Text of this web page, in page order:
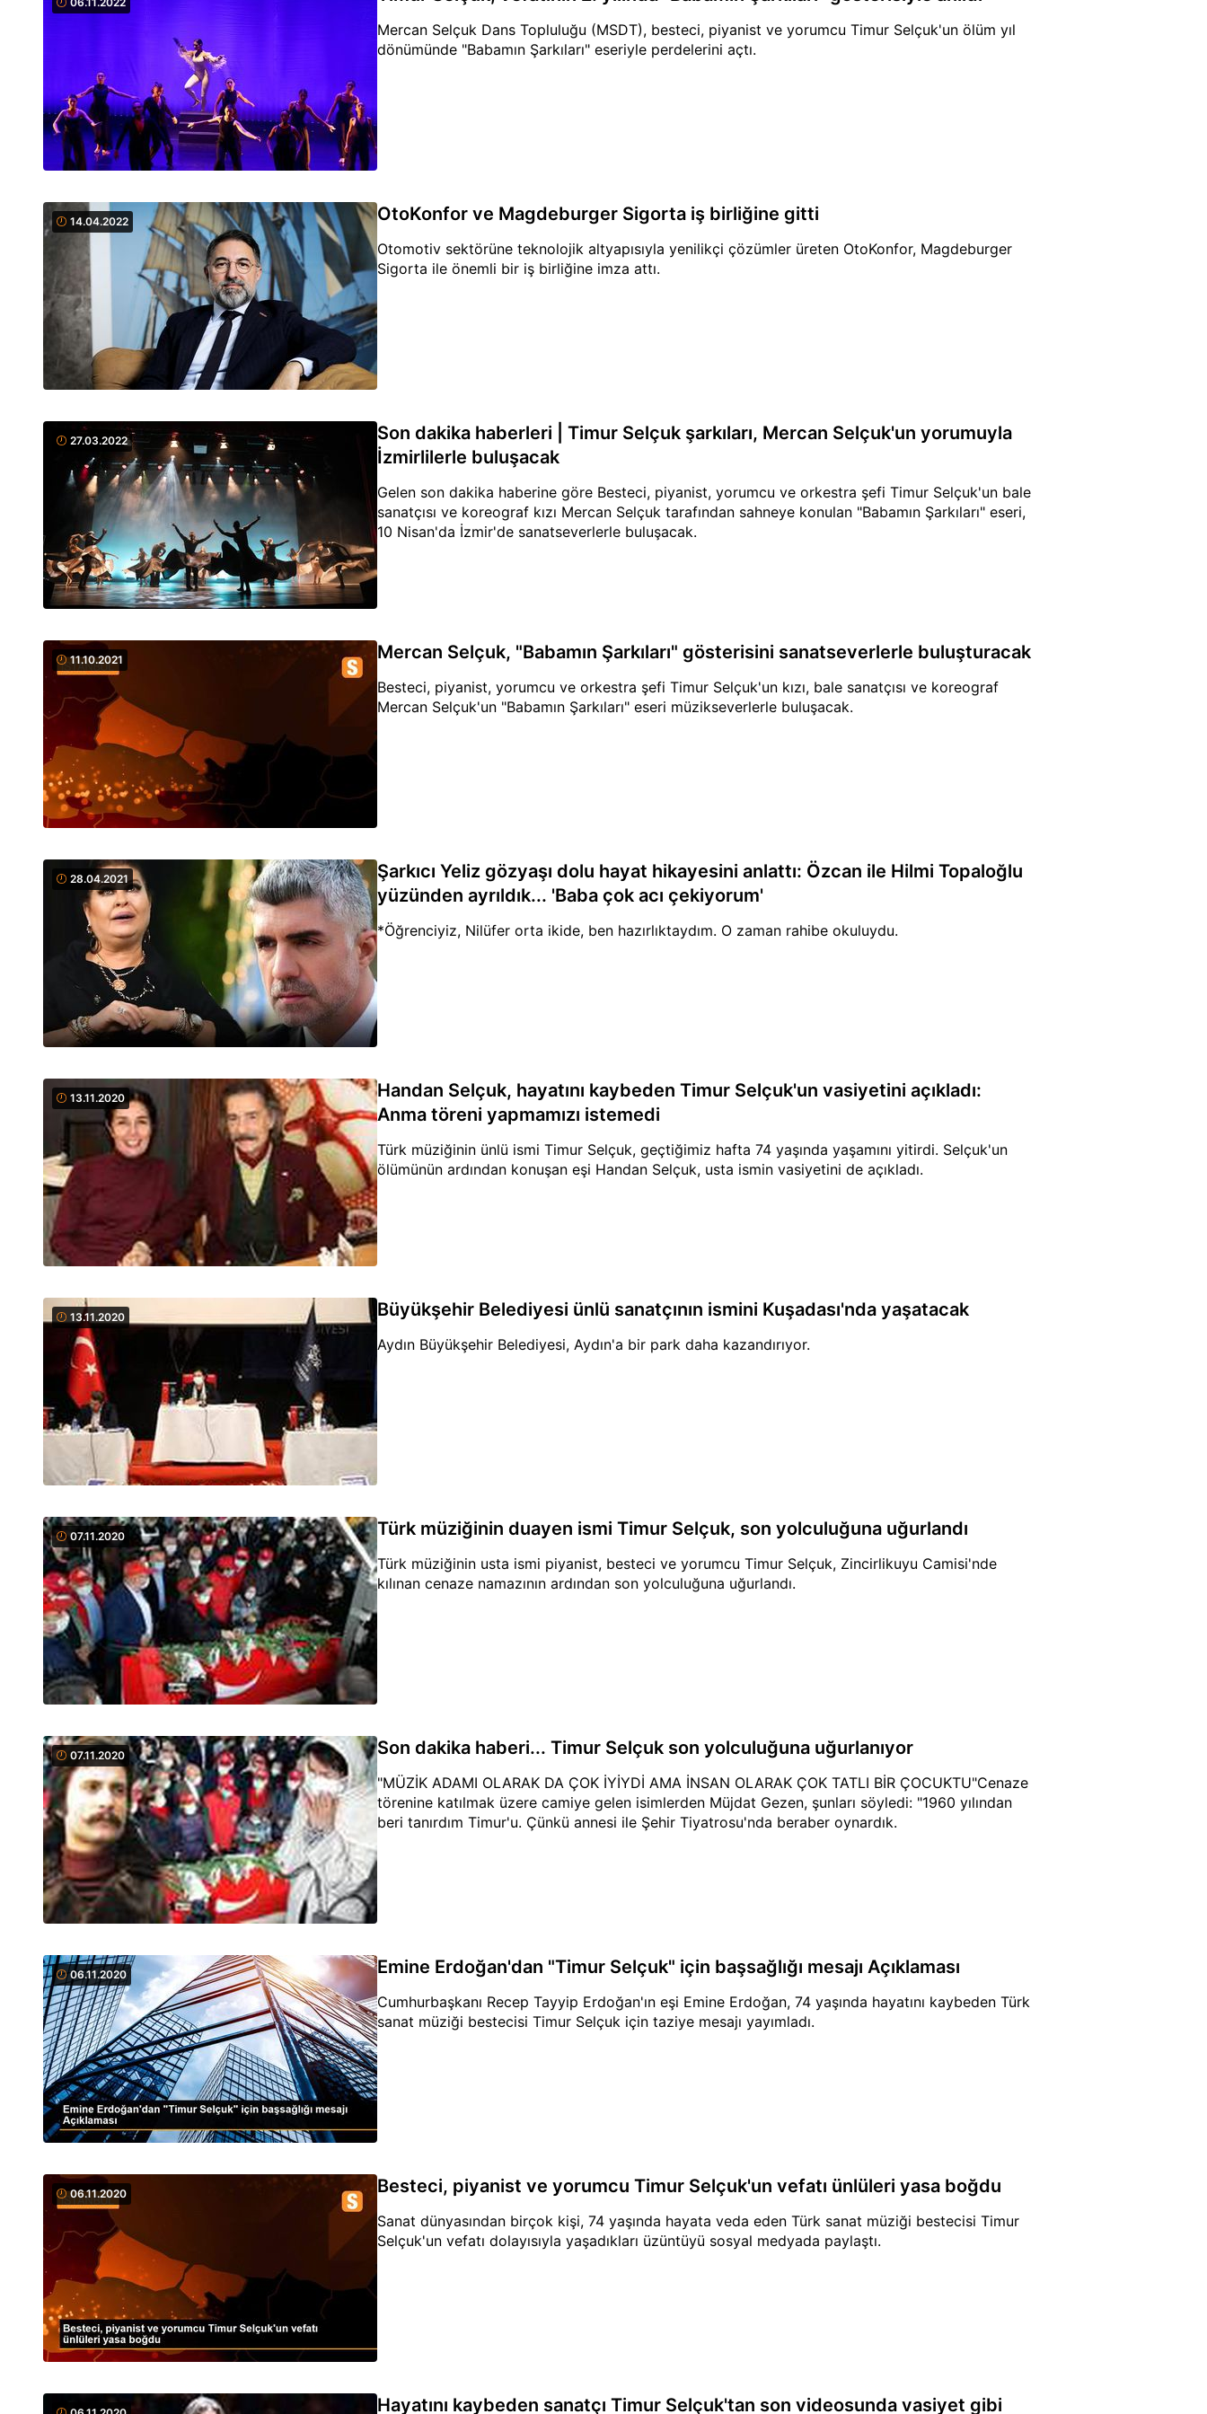
Mercan Selçuk Dans Topluluğu (MSDT), besteci, piyanist ve yorumcu Timur Selçuk'un ölüm yıl
dönümünde "Babamın Şarkıları" eseriyle perdelerini açtı.
14.04.2022 OtoKonfor ve Magdeburger Sigorta iş birliğine gitti
Otomotiv sektörüne teknolojik altyapısıyla yenilikçi çözümler üreten OtoKonfor, Magdeburger
Sigorta ile önemli bir iş birliğine imza attı.
27.03.2022
Son dakika haberleri | Timur Selçuk şarkıları, Mercan Selçuk'un yorumuyla
İzmirlilerle buluşacak
Gelen son dakika haberine göre Besteci, piyanist, yorumcu ve orkestra şefi Timur Selçuk'un bale
sanatçısı ve koreograf kızı Mercan Selçuk tarafından sahneye konulan "Babamın Şarkıları" eseri,
10 Nisan'da İzmir'de sanatseverlerle buluşacak.
11.10.2021 Mercan Selçuk, "Babamın Şarkıları" gösterisini sanatseverlerle buluşturacak
Besteci, piyanist, yorumcu ve orkestra şefi Timur Selçuk'un kızı, bale sanatçısı ve koreograf
Mercan Selçuk'un "Babamın Şarkıları" eseri müzikseverlerle buluşacak.
28.04.2021
Şarkıcı Yeliz gözyaşı dolu hayat hikayesini anlattı: Özcan ile Hilmi Topaloğlu
yüzünden ayrıldık... 'Baba çok acı çekiyorum'
*Öğrenciyiz, Nilüfer orta ikide, ben hazırlıktaydım. O zaman rahibe okuluydu.
13.11.2020
Handan Selçuk, hayatını kaybeden Timur Selçuk'un vasiyetini açıkladı:
Anma töreni yapmamızı istemedi
Türk müziğinin ünlü ismi Timur Selçuk, geçtiğimiz hafta 74 yaşında yaşamını yitirdi. Selçuk'un
ölümünün ardından konuşan eşi Handan Selçuk, usta ismin vasiyetini de açıkladı.
13.11.2020 Büyükşehir Belediyesi ünlü sanatçının ismini Kuşadası'nda yaşatacak
Aydın Büyükşehir Belediyesi, Aydın'a bir park daha kazandırıyor.
07.11.2020 Türk müziğinin duayen ismi Timur Selçuk, son yolculuğuna uğurlandı
Türk müziğinin usta ismi piyanist, besteci ve yorumcu Timur Selçuk, Zincirlikuyu Camisi'nde
kılınan cenaze namazının ardından son yolculuğuna uğurlandı.
07.11.2020 Son dakika haberi... Timur Selçuk son yolculuğuna uğurlanıyor
"MÜZİK ADAMI OLARAK DA ÇOK İYİYDİ AMA İNSAN OLARAK ÇOK TATLI BİR ÇOCUKTU"Cenaze
törenine katılmak üzere camiye gelen isimlerden Müjdat Gezen, şunları söyledi: "1960 yılından
beri tanırdım Timur'u. Çünkü annesi ile Şehir Tiyatrosu'nda beraber oynardık.
06.11.2020 Emine Erdoğan'dan "Timur Selçuk" için başsağlığı mesajı Açıklaması
Cumhurbaşkanı Recep Tayyip Erdoğan'ın eşi Emine Erdoğan, 74 yaşında hayatını kaybeden Türk
sanat müziği bestecisi Timur Selçuk için taziye mesajı yayımladı.
06.11.2020 Besteci, piyanist ve yorumcu Timur Selçuk'un vefatı ünlüleri yasa boğdu
Sanat dünyasından birçok kişi, 74 yaşında hayata veda eden Türk sanat müziği bestecisi Timur
Selçuk'un vefatı dolayısıyla yaşadıkları üzüntüyü sosyal medyada paylaştı.
Hayatını kaybeden sanatçı Timur Selçuk'tan son videosunda vasiyet gibi